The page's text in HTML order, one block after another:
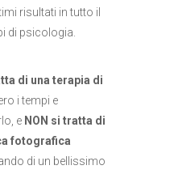
risultati in tutto il
di psicologia.
di una terapia di
i tempi e
e NON si tratta di
fotografica
di un bellissimo